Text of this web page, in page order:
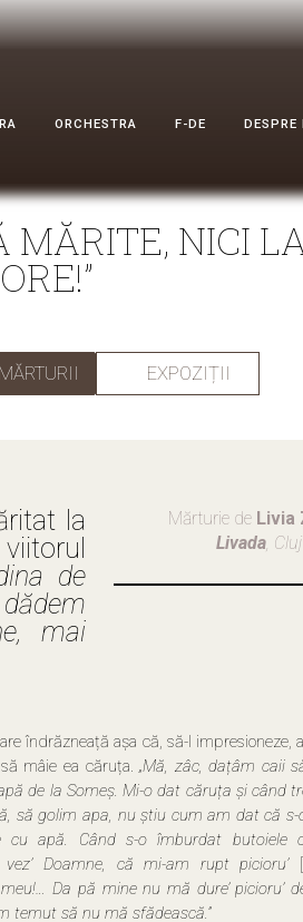
ORCHESTRA F-DE DESPRE
MĂRITE, NICI
EXPOZIȚII
la
de
mai
Mărturie de Livia
Livada, Cluj
îndrăzneață așa că, să-l impresioneze,
să mâie ea căruța.„Mă, zâc, dațâm caii
de la Someș. Mi-o dat căruța și când
să golim apa, nu știu cum am dat că
cu apă. Când s-o îmburdat butoiele
vez’ Doamne, că mi-am rupt picioru’
meu!… Da pă mine nu mă dure’ picioru’
temut să nu mă sfădească.”